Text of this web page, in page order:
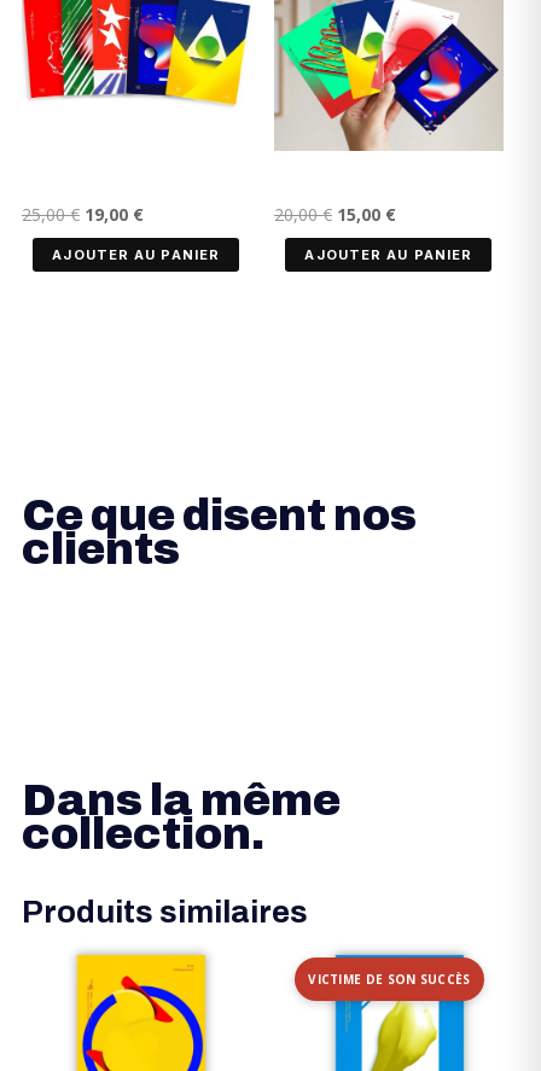
25,00€ Le
prix
initial
19,00 €Le
prix
actuel
AJOUTER AU PANIER
20,00€ Le
prix
initial
15,00 €Le
prix
actuel
AJOUTER AU PANIER
Ce que disent nos
clients
Dans la même
collection.
Produits similaires